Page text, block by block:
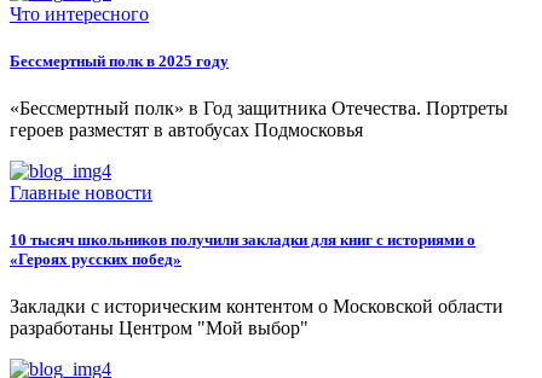
Что интересного
Бессмертный полк в 2025 году
«Бессмертный полк» в Год защитника Отечества. Портреты
героев разместят в автобусах Подмосковья
Главные новости
10 тысяч школьников получили закладки для книг с историями о
«Героях русских побед»
Закладки с историческим контентом о Московской области
разработаны Центром "Мой выбор"